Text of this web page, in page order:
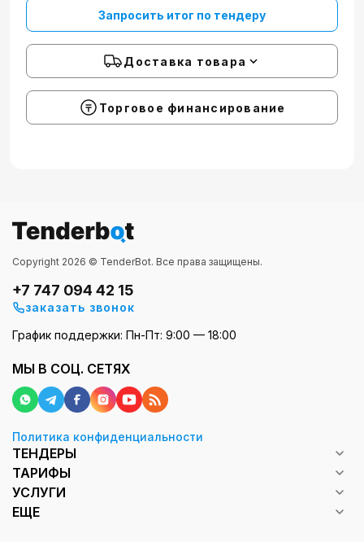
Запросить итог по тендеру
Доставка товара
Торговое финансирование
Copyright 2026 © TenderBot. Все права защищены.
+7 747 094 42 15
заказать звонок
График поддержки: Пн-Пт: 9:00 — 18:00
МЫ В СОЦ. СЕТЯХ
Политика конфиденциальности
ТЕНДЕРЫ
ТАРИФЫ
УСЛУГИ
ЕЩЕ